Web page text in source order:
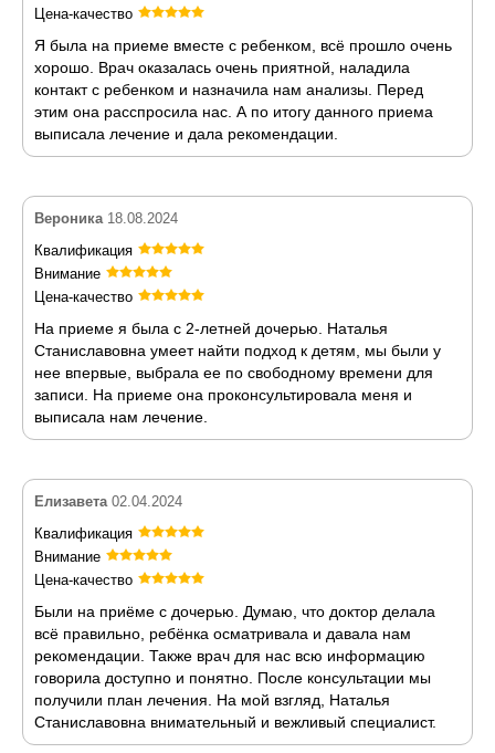
Цена-качество
Я была на приеме вместе с ребенком, всё прошло очень
хорошо. Врач оказалась очень приятной, наладила
контакт с ребенком и назначила нам анализы. Перед
этим она расспросила нас. А по итогу данного приема
выписала лечение и дала рекомендации.
Вероника 18.08.2024
Квалификация
Внимание
Цена-качество
На приеме я была с 2-летней дочерью. Наталья
Станиславовна умеет найти подход к детям, мы были у
нее впервые, выбрала ее по свободному времени для
записи. На приеме она проконсультировала меня и
выписала нам лечение.
Елизавета 02.04.2024
Квалификация
Внимание
Цена-качество
Были на приёме с дочерью. Думаю, что доктор делала
всё правильно, ребёнка осматривала и давала нам
рекомендации. Также врач для нас всю информацию
говорила доступно и понятно. После консультации мы
получили план лечения. На мой взгляд, Наталья
Станиславовна внимательный и вежливый специалист.